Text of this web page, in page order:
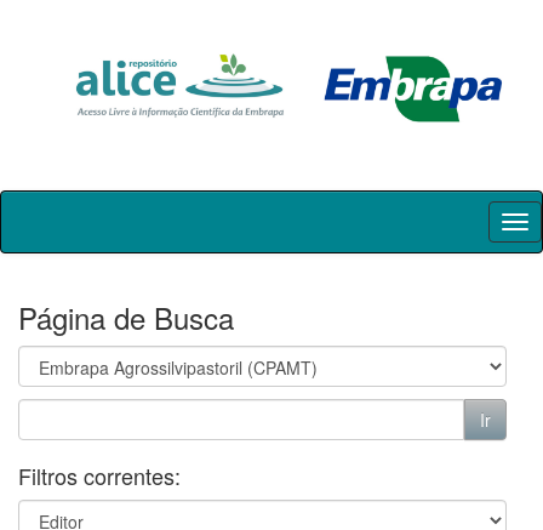
Skip
Página de Busca
Filtros correntes: